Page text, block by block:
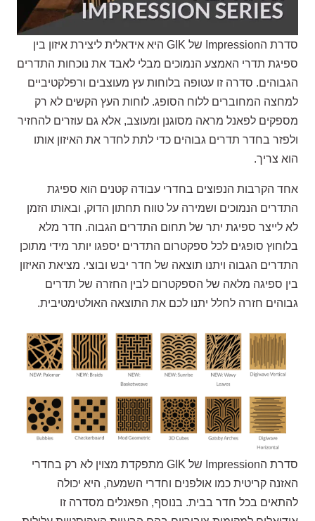
סדרת הImpression של GIK היא אידאלית ליצירת איזון בין
ספיגת תדרי האמצע הנמוכים מבלי לאבד את נוכחות התדרים
הגבוהים. סדרה זו עטופה בלוחות עץ מעוצבים ורפלקטיביים
למחצה המחוברים ללוח הסופג. לוחות העץ הקשים לא רק
מספקים לפאנל מראה מסוגנן ומעוצב, אלא גם עוזרים להחזיר
ולפזר בחדר תדרים גבוהים כדי לתת לחדר את האיזון אותו
הוא צריך.
אחד הקרבות הנפוצים בחדרי עבודה קטנים הוא ספיגת
התדרים הנמוכים ושמירה על טווח תחתון הדוק, ובאותו הזמן
לא לייצר ספיגת יתר של תחום התדרים הגבוה. חדר מלא
בלוחוץ סופגים לכל ספקטרום התדרים יספגו יותר מידי מתוכן
התדרים הגבוה ויתנו תוצאה של חדר יבש ובוצי. מציאת האיזון
בין ספיגה מלאה של הספקטרום לבין החזרה של תדרים
גבוהים חזרה לחלל יתנו לכם את התוצאה האולטימטיבית.
סדרת הImpression של GIK מתפקדת מצוין לא רק בחדרי
האזנה קריטית כמו אולפנים וחדרי השמעה, היא יכולה
להתאים בכל חדר בבית. בנוסף, הפאנלים מסדרה זו